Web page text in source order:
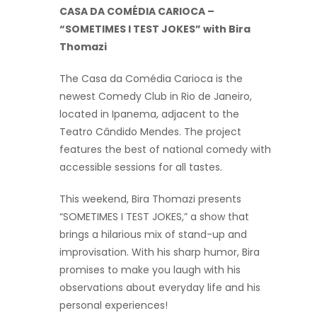
CASA DA COMÉDIA CARIOCA –
“SOMETIMES I TEST JOKES” with Bira
Thomazi
The Casa da Comédia Carioca is the
newest Comedy Club in Rio de Janeiro,
located in Ipanema, adjacent to the
Teatro Cândido Mendes. The project
features the best of national comedy with
accessible sessions for all tastes.
This weekend, Bira Thomazi presents
“SOMETIMES I TEST JOKES,” a show that
brings a hilarious mix of stand-up and
improvisation. With his sharp humor, Bira
promises to make you laugh with his
observations about everyday life and his
personal experiences!